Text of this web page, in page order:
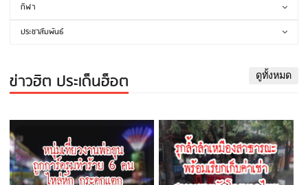
กีฬา
ประชาสัมพันธ์
ข่าวฮิต ประเด็นฮ็อต ดูทั้งหมด